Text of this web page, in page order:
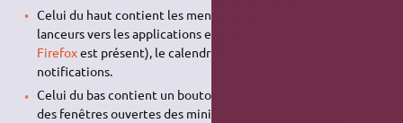
Celui du haut contient les menus (voir ci-dessous), des
lanceurs vers les applications essentielles (par défaut, seul
Firefoxest présent), le calendrier/horloge, et la zone de
notifications.
Celui du bas contient un bouton "Afficher le bureau", la liste
des fenêtres ouvertes des miniatures symbolisant les